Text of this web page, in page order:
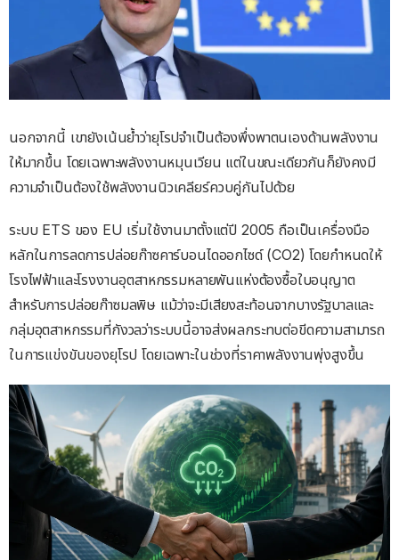
นอกจากนี้ เขายังเน้นย้ำว่ายุโรปจำเป็นต้องพึ่งพาตนเองด้านพลังงาน
ให้มากขึ้น โดยเฉพาะพลังงานหมุนเวียน แต่ในขณะเดียวกันก็ยังคงมี
ความจำเป็นต้องใช้พลังงานนิวเคลียร์ควบคู่กันไปด้วย
ระบบ ETS ของ EU เริ่มใช้งานมาตั้งแต่ปี 2005 ถือเป็นเครื่องมือ
หลักในการลดการปล่อยก๊าซคาร์บอนไดออกไซด์ (CO2) โดยกำหนดให้
โรงไฟฟ้าและโรงงานอุตสาหกรรมหลายพันแห่งต้องซื้อใบอนุญาต
สำหรับการปล่อยก๊าซมลพิษ แม้ว่าจะมีเสียงสะท้อนจากบางรัฐบาลและ
กลุ่มอุตสาหกรรมที่กังวลว่าระบบนี้อาจส่งผลกระทบต่อขีดความสามารถ
ในการแข่งขันของยุโรป โดยเฉพาะในช่วงที่ราคาพลังงานพุ่งสูงขึ้น